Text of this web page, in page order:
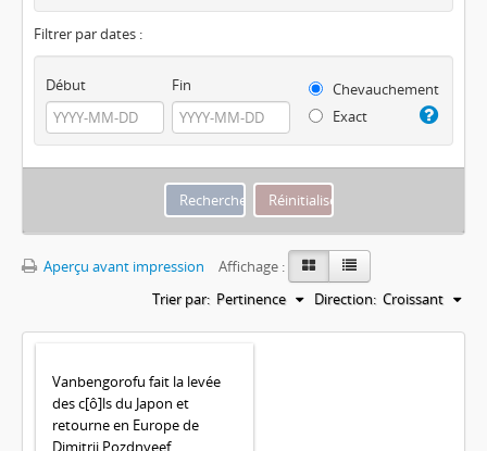
Filtrer par dates :
Début Fin
Chevauchement
Exact
Aperçu avant impression
Affichage :
Trier par: Pertinence Direction: Croissant
Vanbengorofu fait la levée
des c[ô]ls du Japon et
retourne en Europe de
Dimitrii Pozdnyeef